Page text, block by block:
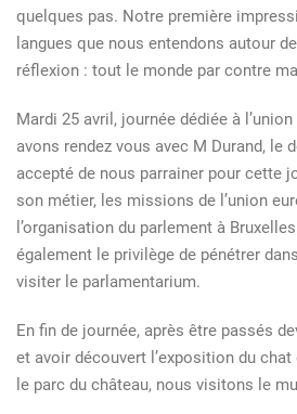
quelques pas. Notre première
langues que nous entendons autour
réflexion : tout le monde par contre
Mardi 25 avril, journée dédiée à
avons rendez vous avec M Durand, le
accepté de nous parrainer pour cette
son métier, les missions de l’union
l’organisation du parlement à
également le privilège de pénétrer
visiter le parlamentarium.
En fin de journée, après être passés
et avoir découvert l’exposition du
le parc du château, nous visitons le